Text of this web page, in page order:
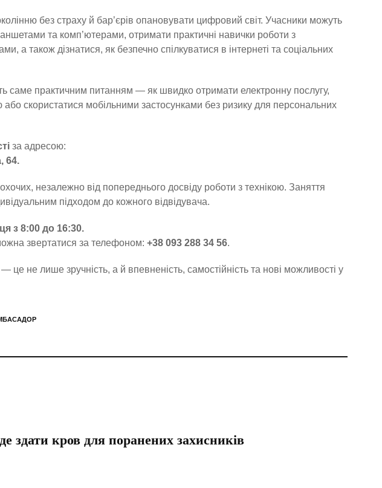
без страху й бар’єрів опановувати цифровий світ. Учасники можуть
та комп’ютерами, отримати практичні навички роботи з
а також дізнатися, як безпечно спілкуватися в інтернеті та соціальних
саме практичним питанням — як швидко отримати електронну послугу,
скористатися мобільними застосунками без ризику для персональних
за адресою:
64.
незалежно від попереднього досвіду роботи з технікою. Заняття
підходом до кожного відвідувача.
з 8:00 до 16:30.
звертатися за телефоном: +38 093 288 34 56.
це не лише зручність, а й впевненість, самостійність та нові можливості у
здати кров для поранених захисників